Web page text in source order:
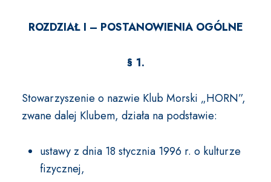
ROZDZIAŁ I – POSTANOWIENIA OGÓLNE
§ 1.
Stowarzyszenie o nazwie Klub Morski „HORN”,
zwane dalej Klubem, działa na podstawie:
ustawy z dnia 18 stycznia 1996 r. o kulturze
fizycznej,